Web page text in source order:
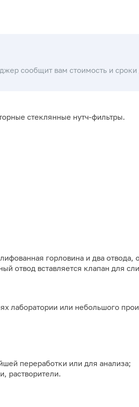
сообщит вам стоимость и сроки
стеклянные нутч-фильтры.
горловина и два отвода,
отвод вставляется клапан для
лаборатории или небольшого
переработки или для анализа;
растворители.